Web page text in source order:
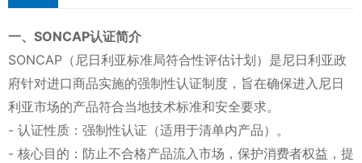
一、SONCAP认证简介
SONCAP（尼日利亚标准局符合性评估计划）是尼日利亚政
府针对进口商品实施的强制性认证制度，旨在确保进入尼日
利亚市场的产品符合当地技术标准和安全要求。
- 认证性质：强制性认证（适用于清单内产品）。
- 核心目的：防止不合格产品流入市场，保护消费者权益，提